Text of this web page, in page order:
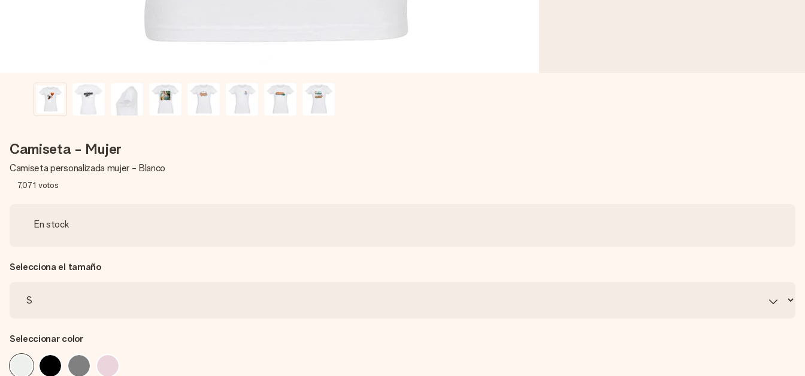
Camiseta - Mujer
Camiseta personalizada mujer - Blanco
7,071 votos
En stock
Selecciona el tamaño
Seleccionar color